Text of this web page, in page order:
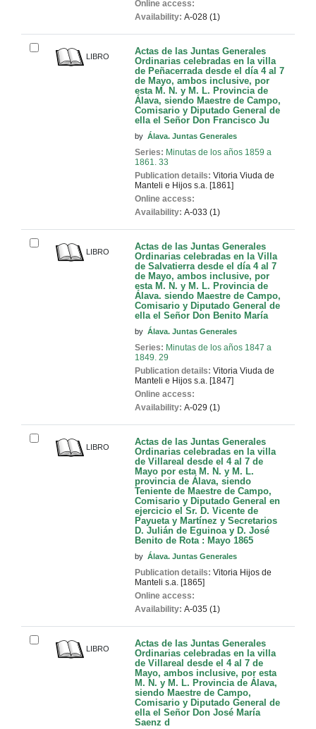
Online access:
Availability: A-028 (1)
LIBRO
Actas de las Juntas Generales
Ordinarias celebradas en la villa
de Peñacerrada desde el día 4 al 7
de Mayo, ambos inclusive, por
esta M. N. y M. L. Provincia de
Álava, siendo Maestre de Campo,
Comisario y Diputado General de
ella el Señor Don Francisco Ju
by Álava. Juntas Generales
Series: Minutas de los años 1859 a
1861. 33
Publication details: Vitoria Viuda de
Manteli e Hijos s.a. [1861]
Online access:
Availability: A-033 (1)
LIBRO
Actas de las Juntas Generales
Ordinarias celebradas en la Villa
de Salvatierra desde el día 4 al 7
de Mayo, ambos inclusive, por
esta M. N. y M. L. Provincia de
Álava. siendo Maestre de Campo,
Comisario y Diputado General de
ella el Señor Don Benito María
by Álava. Juntas Generales
Series: Minutas de los años 1847 a
1849. 29
Publication details: Vitoria Viuda de
Manteli e Hijos s.a. [1847]
Online access:
Availability: A-029 (1)
LIBRO
Actas de las Juntas Generales
Ordinarias celebradas en la villa
de Villareal desde el 4 al 7 de
Mayo por esta M. N. y M. L.
provincia de Álava, siendo
Teniente de Maestre de Campo,
Comisario y Diputado General en
ejercicio el Sr. D. Vicente de
Payueta y Martínez y Secretarios
D. Julián de Eguinoa y D. José
Benito de Rota : Mayo 1865
by Álava. Juntas Generales
Publication details: Vitoria Hijos de
Manteli s.a. [1865]
Online access:
Availability: A-035 (1)
LIBRO
Actas de las Juntas Generales
Ordinarias celebradas en la villa
de Villareal desde el 4 al 7 de
Mayo, ambos inclusive, por esta
M. N. y M. L. Provincia de Álava,
siendo Maestre de Campo,
Comisario y Diputado General de
ella el Señor Don José María
Saenz d